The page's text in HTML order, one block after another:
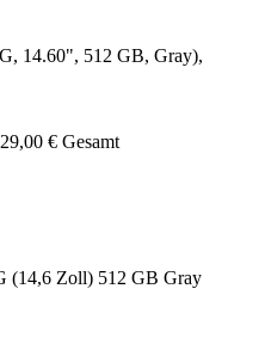
14.60", 512 GB, Gray),
€ Gesamt
(14,6 Zoll) 512 GB Gray